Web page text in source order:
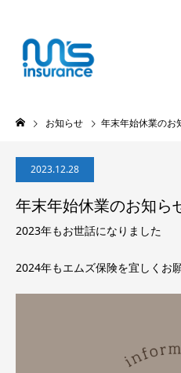
お知らせ 年末年始休業のお
2023.12.28
年末年始休業のお知ら
2023年もお世話になりました
2024年もエムズ保険を宜しくお